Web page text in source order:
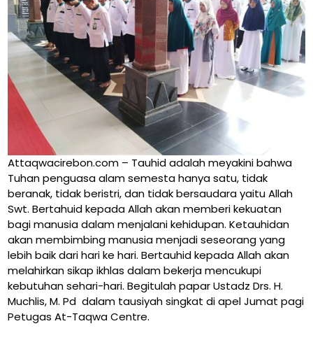
Attaqwacirebon.com – Tauhid adalah meyakini bahwa
Tuhan penguasa alam semesta hanya satu, tidak
beranak, tidak beristri, dan tidak bersaudara yaitu Allah
Swt. Bertahuid kepada Allah akan memberi kekuatan
bagi manusia dalam menjalani kehidupan. Ketauhidan
akan membimbing manusia menjadi seseorang yang
lebih baik dari hari ke hari. Bertauhid kepada Allah akan
melahirkan sikap ikhlas dalam bekerja mencukupi
kebutuhan sehari-hari. Begitulah papar Ustadz Drs. H.
Muchlis, M. Pd dalam tausiyah singkat di apel Jumat pagi
Petugas At-Taqwa Centre.